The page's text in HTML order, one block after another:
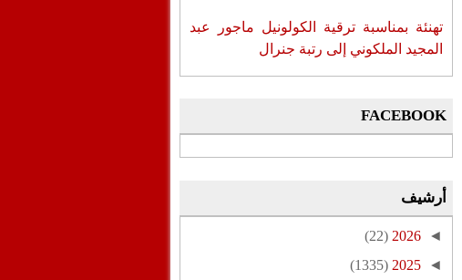
تهنئة بمناسبة ترقية الكولونيل ماجور عبد
المجيد الملكوني إلى رتبة جنرال
FACEBOOK
أرشيف
◄
2026
(22)
◄
2025
(1335)